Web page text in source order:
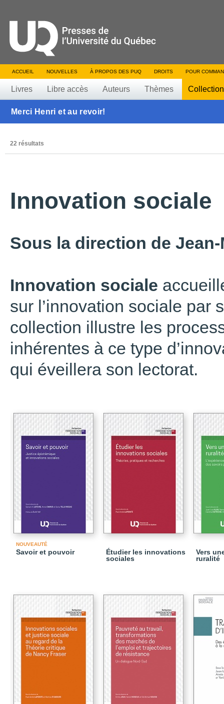
ACCUEIL NOUVELLES À PROPOS DES PUQ DROITS POUR
Livres Libre accès Auteurs Thèmes
Merci Henri et au revoir!
22 résultats
Innovation sociale
Sous la direction de
Innovation sociale
sur l’innovation sociale par
collection illustre les
inhérentes à ce type
qui éveillera son lectorat.
NOUVEAUTÉ
Savoir et pouvoir
Étudier les innovations
sociales
Vers
ruralité